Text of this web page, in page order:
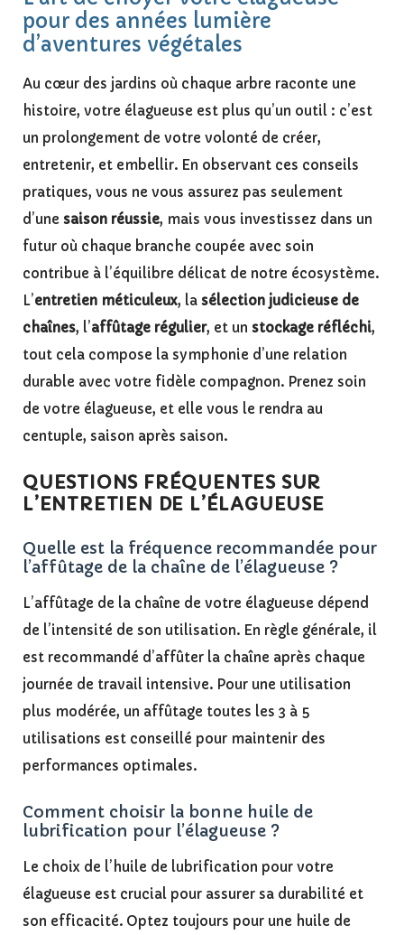
pour des années lumière
d’aventures végétales
Au cœur des jardins où chaque arbre raconte une
histoire, votre élagueuse est plus qu’un outil : c’est
un prolongement de votre volonté de créer,
entretenir, et embellir. En observant ces conseils
pratiques, vous ne vous assurez pas seulement
d’une saison réussie, mais vous investissez dans un
futur où chaque branche coupée avec soin
contribue à l’équilibre délicat de notre écosystème.
L’entretien méticuleux, la sélection judicieuse de
chaînes, l’affûtage régulier, et un stockage réfléchi,
tout cela compose la symphonie d’une relation
durable avec votre fidèle compagnon. Prenez soin
de votre élagueuse, et elle vous le rendra au
centuple, saison après saison.
QUESTIONS FRÉQUENTES SUR
L’ENTRETIEN DE L’ÉLAGUEUSE
Quelle est la fréquence recommandée pour
l’affûtage de la chaîne de l’élagueuse ?
L’affûtage de la chaîne de votre élagueuse dépend
de l’intensité de son utilisation. En règle générale, il
est recommandé d’affûter la chaîne après chaque
journée de travail intensive. Pour une utilisation
plus modérée, un affûtage toutes les 3 à 5
utilisations est conseillé pour maintenir des
performances optimales.
Comment choisir la bonne huile de
lubrification pour l’élagueuse ?
Le choix de l’huile de lubrification pour votre
élagueuse est crucial pour assurer sa durabilité et
son efficacité. Optez toujours pour une huile de